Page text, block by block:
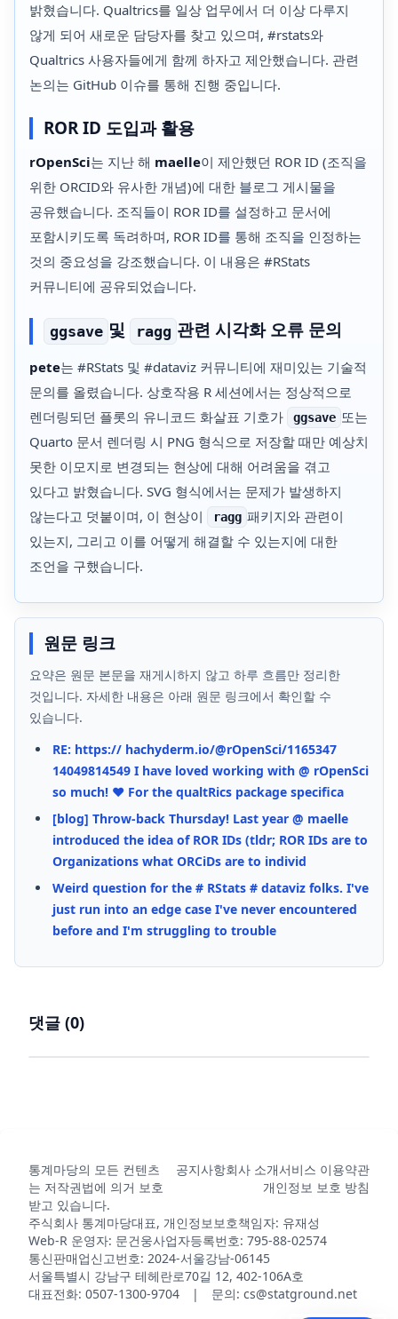
밝혔습니다. Qualtrics를 일상 업무에서 더 이상 다루지
않게 되어 새로운 담당자를 찾고 있으며, #rstats와
Qualtrics 사용자들에게 함께 하자고 제안했습니다. 관련
논의는 GitHub 이슈를 통해 진행 중입니다.
ROR ID 도입과 활용
rOpenSci는 지난 해 maelle이 제안했던 ROR ID (조직을
위한 ORCID와 유사한 개념)에 대한 블로그 게시물을
공유했습니다. 조직들이 ROR ID를 설정하고 문서에
포함시키도록 독려하며, ROR ID를 통해 조직을 인정하는
것의 중요성을 강조했습니다. 이 내용은 #RStats
커뮤니티에 공유되었습니다.
ggsave 및 ragg 관련 시각화 오류 문의
pete는 #RStats 및 #dataviz 커뮤니티에 재미있는 기술적
문의를 올렸습니다. 상호작용 R 세션에서는 정상적으로
렌더링되던 플롯의 유니코드 화살표 기호가
ggsave 또는
Quarto 문서 렌더링 시 PNG 형식으로 저장할 때만 예상치
못한 이모지로 변경되는 현상에 대해 어려움을 겪고
있다고 밝혔습니다. SVG 형식에서는 문제가 발생하지
않는다고 덧붙이며, 이 현상이
ragg 패키지와 관련이
있는지, 그리고 이를 어떻게 해결할 수 있는지에 대한
조언을 구했습니다.
원문 링크
요약은 원문 본문을 재게시하지 않고 하루 흐름만 정리한
것입니다. 자세한 내용은 아래 원문 링크에서 확인할 수
있습니다.
RE: https:// hachyderm.io/@rOpenSci/1165347
14049814549 I have loved working with @ rOpenSci
so much! ❤️ For the qualtRics package specifica
[blog] Throw-back Thursday! Last year @ maelle
introduced the idea of ROR IDs (tldr; ROR IDs are to
Organizations what ORCiDs are to individ
Weird question for the # RStats # dataviz folks. I've
just run into an edge case I've never encountered
before and I'm struggling to trouble
댓글 (0)
통계마당의 모든 컨텐츠
는 저작권법에 의거 보호
받고 있습니다.
공지사항회사 소개서비스 이용약관
개인정보 보호 방침
주식회사 통계마당대표, 개인정보보호책임자: 유재성
Web-R 운영자: 문건웅사업자등록번호: 795-88-02574
통신판매업신고번호: 2024-서울강남-06145
서울특별시 강남구 테헤란로70길 12, 402-106A호
대표전화: 0507-1300-9704 | 문의: cs@statground.net